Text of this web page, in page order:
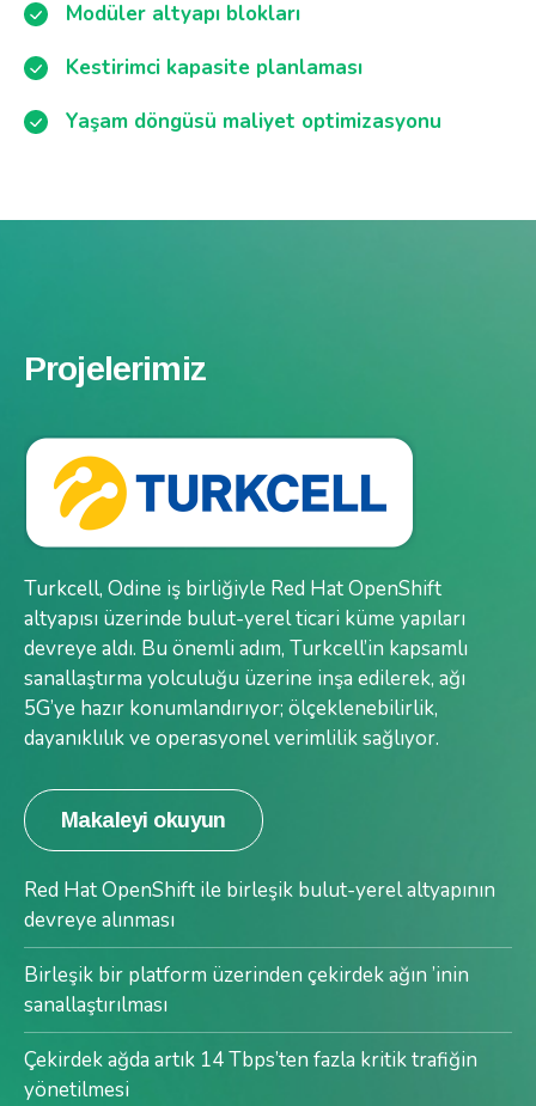
Modüler altyapı blokları
Kestirimci kapasite planlaması
Yaşam döngüsü maliyet optimizasyonu
Projelerimiz
Turkcell, Odine iş birliğiyle Red Hat OpenShift
altyapısı üzerinde bulut-yerel ticari küme yapıları
devreye aldı. Bu önemli adım, Turkcell’in kapsamlı
sanallaştırma yolculuğu üzerine inşa edilerek, ağı
5G’ye hazır konumlandırıyor; ölçeklenebilirlik,
dayanıklılık ve operasyonel verimlilik sağlıyor.
Makaleyi okuyun
Red Hat OpenShift ile birleşik bulut-yerel altyapının
devreye alınması
Birleşik bir platform üzerinden çekirdek ağın ’inin
sanallaştırılması
Çekirdek ağda artık 14 Tbps’ten fazla kritik trafiğin
yönetilmesi